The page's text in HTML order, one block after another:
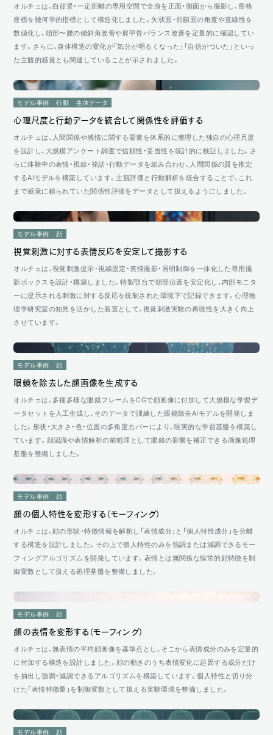
オルチェは、白背景・一定距離の専用空間で全身を正面・側面から撮影し、骨格
座標を幾何学的指標として構造化しました。矢状面・前額面の角度や直線性を
数値化し、頭部〜腰の傾斜角改善や肩甲骨バランス改善を定量的に確認してい
ます。さらに、身体構造の変化が「気分が明るくなった」「自信がついた」といっ
た主観的感覚とも関連していることが示されました。
モデル事例 行動 生体データ
心理尺度と行動データを統合して関係性を評価する
オルチェは、人間関係や感情に関する要素を体系的に整理した独自の心理尺度
を設計し、大規模アンケート調査で信頼性・妥当性を統計的に検証しました。さ
らに体験中の表情・視線・発話・行動データを組み合わせ、人間関係の質を推定
するAIモデルを構築しています。主観評価と行動解析を統合することで、これ
まで感覚に頼られていた関係性評価をデータとして扱えるようにしました。
モデル事例 顔
視覚刺激に対する表情反応を安定して撮影する
オルチェは、視覚刺激提示・視線固定・表情撮影・照明制御を一体化した専用撮
影ボックスを設計・構築しました。特製顎台で頭部位置を安定化し、内部モニタ
ーに提示される刺激に対する反応を統制された環境下で記録できます。心理物
理学研究室の知見を活かした装置として、視覚刺激実験の再現性を大きく向上
させています。
モデル事例 顔
眼鏡を除去した顔画像を生成する
オルチェは、多種多様な眼鏡フレームをCGで顔画像に付加して大規模な学習デ
ータセットを人工生成し、そのデータで訓練した眼鏡除去AIモデルを開発しま
した。形状・大きさ・色・位置の多角度カバーにより、現実的な学習基盤を構築し
ています。顔認識や表情解析の前処理として眼鏡の影響を補正できる画像処理
基盤を整備しました。
モデル事例 顔
顔の個人特性を変形する（モーフィング）
オルチェは、顔の形状・特徴情報を解析し「表情成分」と「個人特性成分」を分離
する構造を設計しました。その上で個人特性のみを強調または減調できるモー
フィングアルゴリズムを開発しています。表情とは無関係な恒常的顔特徴を制
御変数として扱える処理基盤を整備しました。
モデル事例 顔
顔の表情を変形する（モーフィング）
オルチェは、無表情の平均顔画像を基準点とし、そこから表情成分のみを定量的
に付加する構造を設計しました。顔の動きのうち表情変化に起因する成分だけ
を抽出し強調・減調できるアルゴリズムを構築しています。個人特性と切り分
けた「表情特徴量」を制御変数として扱える実験環境を整備しました。
モデル事例 顔